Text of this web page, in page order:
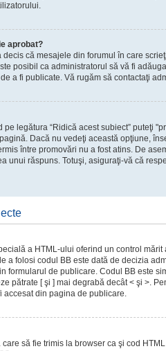
aprobat?
că mesajele din forumul în care
posibil ca administratorul să vă fi
a fi publicate. Vă rugăm să contactaţi
pe legătura “Ridică acest subiect” puteţi
Dacă nu vedeţi această opţiune,
între promovări nu a fost atins. De
unui răspuns. Totuşi, asiguraţi-vă că
a HTML-ului oferind un control
a folosi codul BB este dată de decizia
formularul de publicare. Codul BB este
pătrate [ şi ] mai degrabă decât < şi >.
accesat din pagina de publicare.
să fie trimis la browser ca şi cod